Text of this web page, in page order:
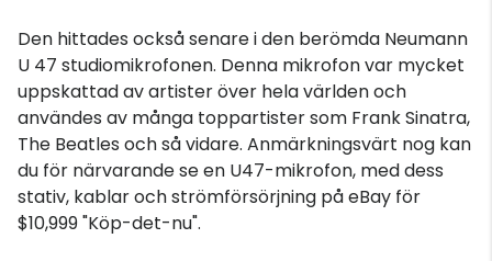
Den hittades också senare i den berömda Neumann
U 47 studiomikrofonen. Denna mikrofon var mycket
uppskattad av artister över hela världen och
användes av många toppartister som Frank Sinatra,
The Beatles och så vidare. Anmärkningsvärt nog kan
du för närvarande se en U47-mikrofon, med dess
stativ, kablar och strömförsörjning på eBay för
$10,999 "Köp-det-nu".